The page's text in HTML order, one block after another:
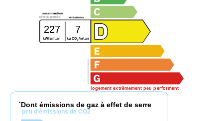
logement extrêmement peu performant
consommation
émissions
(énergie primaire)
227 7
kWh/m2.an kg CO2 /m2 .an
* Dont émissions de gaz à effet de serre
peu d'émissions de CO2